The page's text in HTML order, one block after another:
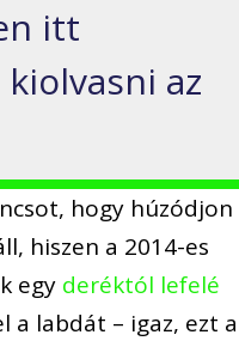
itt
az
hogy húzódjon
hiszen a 2014-es
egy deréktól lefelé
a labdát – igaz, ezt a